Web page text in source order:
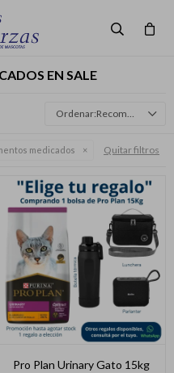
EN SALE
Recomendados
medicados Quitar filtros
Pro Plan Urinary Gato 15kg